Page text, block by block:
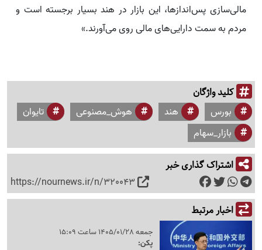
مالی‌سازی پس‌اندازها، این بازار در هند بسیار برجسته است و
مردم به سمت دارایی‌های مالی روی می‌آورند.»
کلید واژگان
بورس هند هوش_مصنوعی
تایوان
بازار_سهام
اشتراک گذاری خبر
https://nournews.ir/n/320043
اخبار مرتبط
جمعه 1405/01/28 ساعت 15:09
پکن: